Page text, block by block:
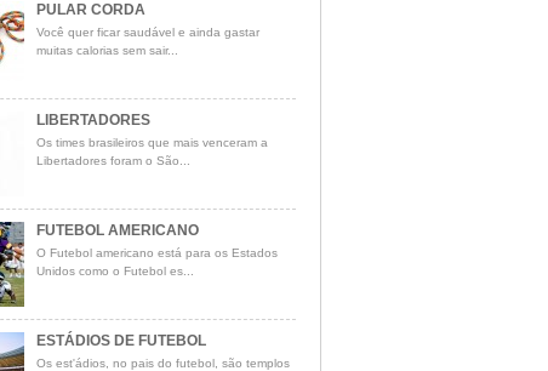
PULAR CORDA
Você quer ficar saudável e ainda gastar
muitas calorias sem sair...
LIBERTADORES
Os times brasileiros que mais venceram a
Libertadores foram o São...
FUTEBOL AMERICANO
O Futebol americano está para os Estados
Unidos como o Futebol es...
ESTÁDIOS DE FUTEBOL
Os est'ádios, no pais do futebol, são templos